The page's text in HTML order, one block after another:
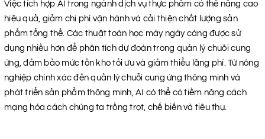
Việc tích hợp AI trong ngành dịch vụ thực phẩm có thể nâng cao
hiệu quả, giảm chi phí vận hành và cải thiện chất lượng sản
phẩm tổng thể. Các thuật toán học máy ngày càng được sử
dụng nhiều hơn để phân tích dự đoán trong quản lý chuỗi cung
ứng, đảm bảo mức tồn kho tối ưu và giảm thiểu lãng phí. Từ nông
nghiệp chính xác đến quản lý chuỗi cung ứng thông minh và
phát triển sản phẩm thông minh, AI có thể có tiềm năng cách
mạng hóa cách chúng ta trồng trọt, chế biến và tiêu thụ.